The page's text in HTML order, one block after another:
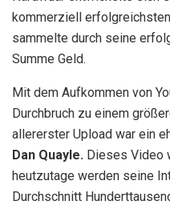
kommerziell
sammelte durch seine
Summe Geld.
Mit dem Aufkommen von
Durchbruch zu einem
allererster Upload war ein
Dan Quayle. Dieses Video
heutzutage werden seine
Durchschnitt